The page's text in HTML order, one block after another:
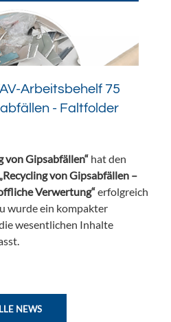
Arbeitsbehelf 75
- Faltfolder
von Gipsabfällen“ hat den
von Gipsabfällen –
Verwertung“erfolgreich
wurde ein kompakter
wesentlichen Inhalte
NEWS